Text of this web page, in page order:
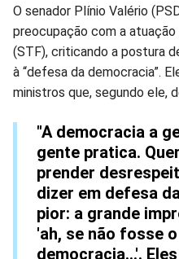
Compartilhar
no
Facebook
Compartilhar
no
Whatsapp
no
O senador Plínio Valério
preocupação com a
(STF), criticando a postura
à “defesa da democracia”.
ministros que, segundo ele,
"A democracia a
gente pratica.
prender
dizer em defesa
pior: a grande
'ah, se não fosse
democracia...'.